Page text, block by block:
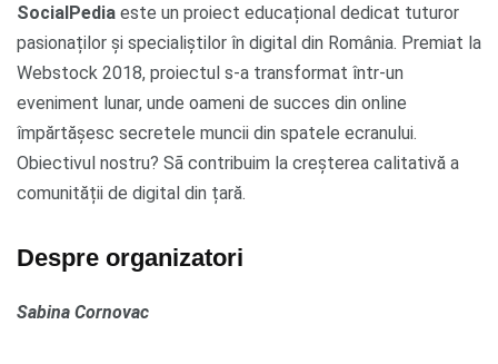
SocialPedia este un proiect educațional dedicat tuturor
pasionaților și specialiștilor în digital din România. Premiat la
Webstock 2018, proiectul s-a transformat într-un
eveniment lunar, unde oameni de succes din online
împărtășesc secretele muncii din spatele ecranului.
Obiectivul nostru? Sã contribuim la creșterea calitativă a
comunității de digital din țară.
Despre organizatori
Sabina Cornovac